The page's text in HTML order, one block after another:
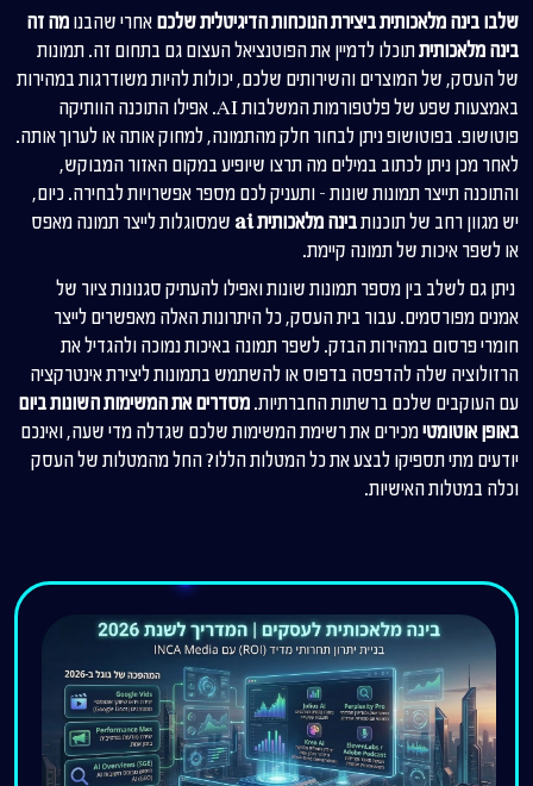
שלבו בינה מלאכותית ביצירת הנוכחות הדיגיטלית שלכםאחרי שהבנומה זה
בינה מלאכותיתתוכלו לדמיין את הפוטנציאל העצום גם בתחום זה. תמונות
של העסק, של המוצרים והשירותים שלכם, יכולות להיות משודרגות במהירות
באמצעות שפע של פלטפורמות המשלבות AI. אפילו התוכנה הוותיקה
פוטושופ. בפוטושופ ניתן לבחור חלק מהתמונה, למחוק אותה או לערוך אותה.
לאחר מכן ניתן לכתוב במילים מה תרצו שיופיע במקום האזור המבוקש,
והתוכנה תייצר תמונות שונות – ותעניק לכם מספר אפשרויות לבחירה. כיום,
יש מגוון רחב של תוכנותבינה מלאכותיתai שמסוגלות לייצר תמונה מאפס
או לשפר איכות של תמונה קיימת.
ניתן גם לשלב בין מספר תמונות שונות ואפילו להעתיק סגנונות ציור של
אמנים מפורסמים. עבור בית העסק, כל היתרונות האלה מאפשרים לייצר
חומרי פרסום במהירות הבזק. לשפר תמונה באיכות נמוכה ולהגדיל את
הרזולוציה שלה להדפסה בדפוס או להשתמש בתמונות ליצירת אינטרקציה
עם העוקבים שלכם ברשתות החברתיות.מסדרים את המשימות השונות ביום
באופן אוטומטימכירים את רשימת המשימות שלכם שגדלה מדי שעה, ואינכם
יודעים מתי תספיקו לבצע את כל המטלות הללו? החל מהמטלות של העסק
וכלה במטלות האישיות.